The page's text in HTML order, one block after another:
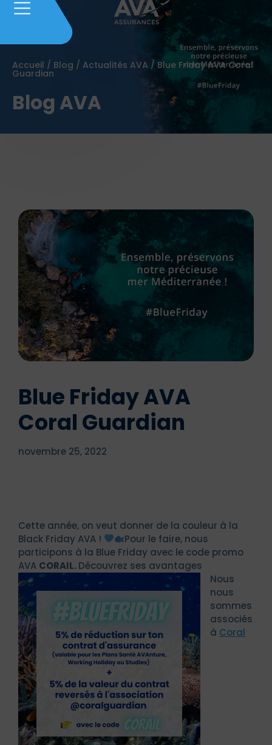
Accueil / Blog / Actualités AVA / Blue Friday AVA Coral
Guardian
Blog AVA
Blue Friday AVA
Coral Guardian
novembre 25, 2022
Cette année, on veut donner de la couleur à la
Black Friday AVA !
Pour le faire, nous
participons à la Blue Friday avec le code promo
AVA CORAIL.Découvrez ses avantages
Nous
nous
sommes
associés
à Coral